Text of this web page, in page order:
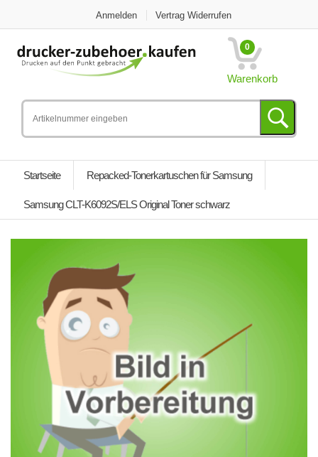
Anmelden Vertrag Widerrufen
0
Warenkorb
Startseite Repacked-Tonerkartuschen für Samsung
Samsung CLT-K6092S/ELS Original Toner schwarz